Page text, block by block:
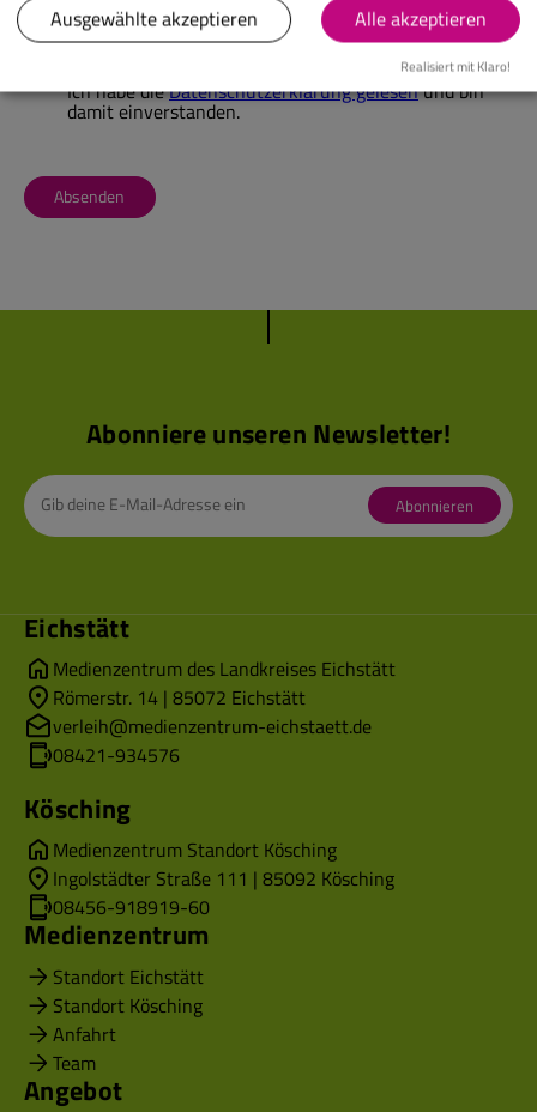
Ich habe dieDatenschutzerklärung gelesenund bin
damit einverstanden.
Absenden
Abonniere unseren Newsletter!
Abonnieren
Eichstätt
Medienzentrum des Landkreises Eichstätt
Römerstr. 14 | 85072 Eichstätt
verleih@medienzentrum-eichstaett.de
08421-934576
Kösching
Medienzentrum Standort Kösching
Ingolstädter Straße 111 | 85092 Kösching
08456-918919-60
Medienzentrum
Standort Eichstätt
Standort Kösching
Anfahrt
Team
Angebot
Ausgewählte akzeptieren Alle akzeptieren
Realisiert mit Klaro!